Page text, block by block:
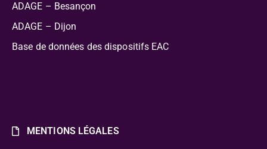
ADAGE – Besançon
ADAGE – Dijon
Base de données des dispositifs EAC
MENTIONS LÉGALES